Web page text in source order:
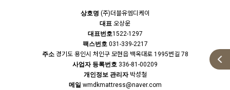
상호명 (주)더블유엠디케이
대표 오상운
대표번호1522-1297
팩스번호031-339-2217
주소경기도 용인시 처인구 모현읍 백옥대로 1995번길 78
사업자 등록번호 336-81-00209
개인정보 관리자박성철
메일 wmdkmattress@naver.com